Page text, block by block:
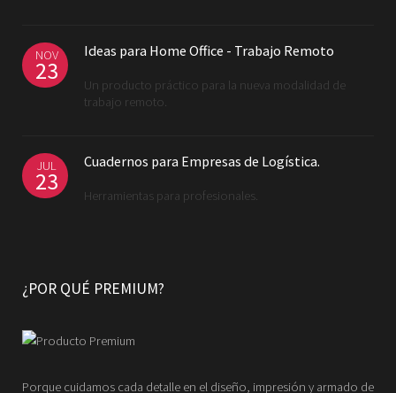
NOV
23
Ideas para Home Office - Trabajo Remoto
Un producto práctico para la nueva modalidad de
trabajo remoto.
JUL
23
Cuadernos para Empresas de Logística.
Herramientas para profesionales.
¿POR QUÉ PREMIUM?
Porque cuidamos cada detalle en el diseño, impresión y armado de